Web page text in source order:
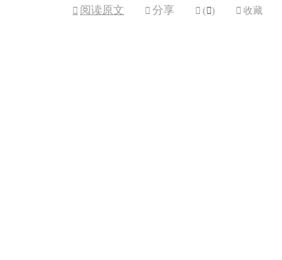
 阅读原文  分享  ( )  收藏